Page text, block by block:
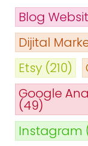
Blog
Dijital
Etsy (210)
Google
(49)
Instagram